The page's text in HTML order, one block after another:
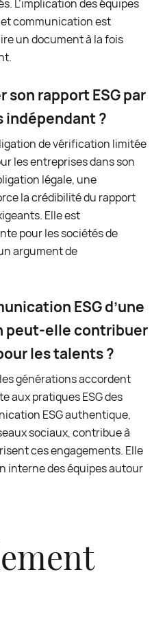
L’implication des équipes
communication est
un document à la fois
rapport ESG par
indépendant ?
de vérification limitée
les entreprises dans son
légale, une
la crédibilité du rapport
Elle est
pour les sociétés de
argument de
ESG d’une
peut-elle contribuer
les talents ?
générations accordent
aux pratiques ESG des
ESG authentique,
sociaux, contribue à
ces engagements. Elle
interne des équipes autour